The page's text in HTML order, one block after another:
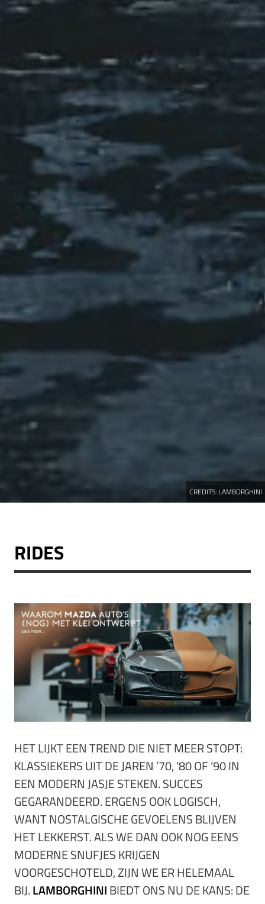
CREDITS: LAMBORGHINI
RIDES
HET LIJKT EEN TREND DIE NIET MEER STOPT:
KLASSIEKERS UIT DE JAREN ’70, ’80 OF ’90 IN
EEN MODERN JASJE STEKEN. SUCCES
GEGARANDEERD. ERGENS OOK LOGISCH,
WANT NOSTALGISCHE GEVOELENS BLIJVEN
HET LEKKERST. ALS WE DAN OOK NOG EENS
MODERNE SNUFJES KRIJGEN
VOORGESCHOTELD, ZIJN WE ER HELEMAAL
BIJ.LAMBORGHINIBIEDT ONS NU DE KANS: DE